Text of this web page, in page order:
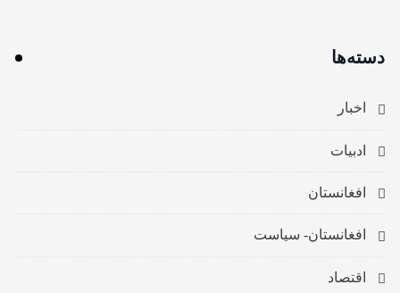
دسته‌ها
اخبار
ادبیات
افغانستان
افغانستان- سیاست
اقتصاد